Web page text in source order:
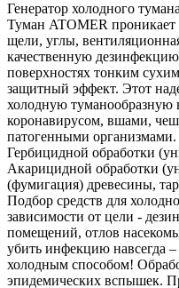
Генератор холодного тумана
Туман ATOMER проникает
щели, углы,
качественную
поверхностях тонким
защитный эффект. Этот
холодную туманообразную
коронавирусом, вшами,
патогенными
Гербицидной обработки
Акарицидной обработки
(фумигация) древесины,
Подбор средств для
зависимости от цели -
помещений, отлов
убить инфекцию навсегда
холодным способом!
эпидемических вспышек.